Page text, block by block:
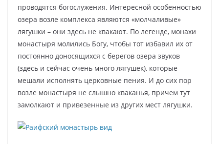
проводятся богослужения. Интересной особенностью
озера возле комплекса являются «молчаливые»
лягушки – они здесь не квакают. По легенде, монахи
монастыря молились Богу, чтобы тот избавил их от
постоянно доносящихся с берегов озера звуков
(здесь и сейчас очень много лягушек), которые
мешали исполнять церковные пения. И до сих пор
возле монастыря не слышно кваканья, причем тут
замолкают и привезенные из других мест лягушки.